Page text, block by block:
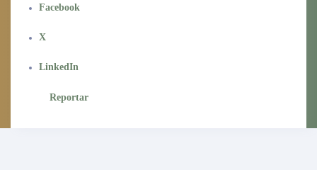
Facebook
X
LinkedIn
Reportar